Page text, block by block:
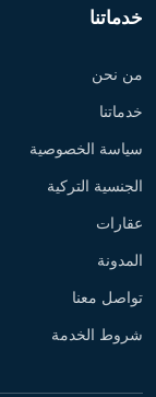
خدماتنا
من نحن
خدماتنا
سياسة الخصوصية
الجنسية التركية
عقارات
المدونة
تواصل معنا
شروط الخدمة